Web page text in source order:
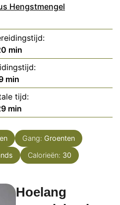
Hengstmengel
minuten
min
minuten
min
tijd:
minuten
min
Gang: Groenten
Calorieën: 30
Hoelang